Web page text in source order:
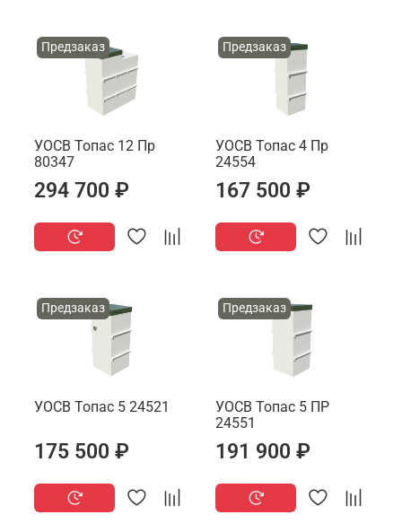
Предзаказ
УОСВ Топас 12 Пр
80347
294 700 ₽
Предзаказ
УОСВ Топас 4 Пр
24554
167 500 ₽
Предзаказ
УОСВ Топас 5 24521
175 500 ₽
Предзаказ
УОСВ Топас 5 ПР
24551
191 900 ₽